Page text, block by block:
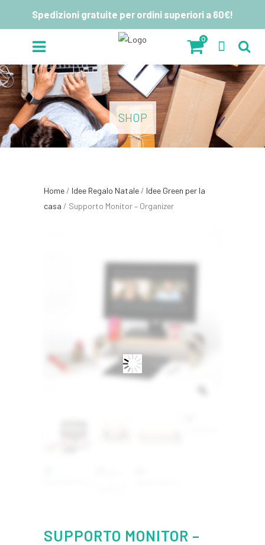
Spedizioni gratuite per ordini superiori a 60€!
0
SHOP
Home / Idee Regalo Natale / Idee Green per la
casa / Supporto Monitor – Organizer
SUPPORTO MONITOR –